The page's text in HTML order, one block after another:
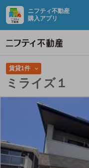
ニフティ不動産
購入アプリ
賃貸1件
ミライズ１